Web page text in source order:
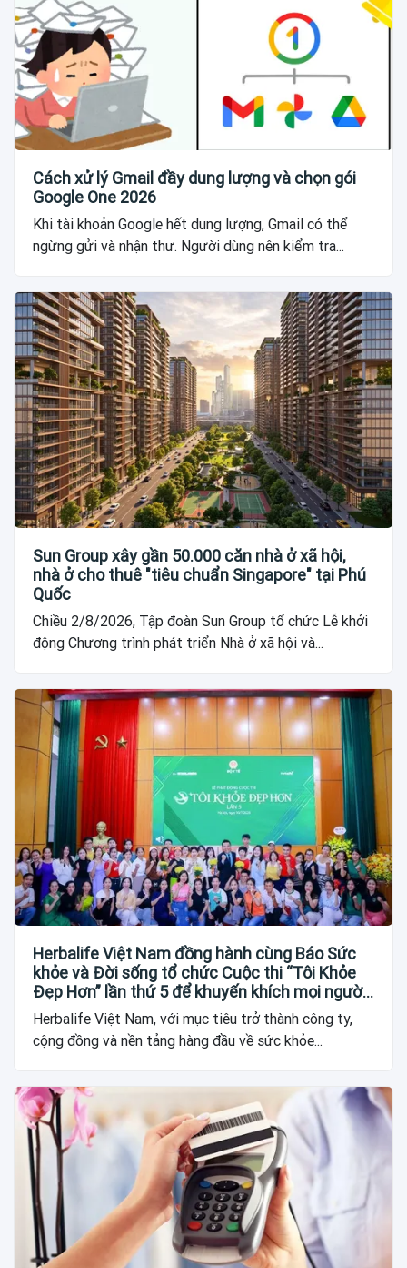
Cách xử lý Gmail đầy dung lượng và chọn gói
Google One 2026
Khi tài khoản Google hết dung lượng, Gmail có thể
ngừng gửi và nhận thư. Người dùng nên kiểm tra...
Sun Group xây gần 50.000 căn nhà ở xã hội,
nhà ở cho thuê "tiêu chuẩn Singapore" tại Phú
Quốc
Chiều 2/8/2026, Tập đoàn Sun Group tổ chức Lễ khởi
động Chương trình phát triển Nhà ở xã hội và...
Herbalife Việt Nam đồng hành cùng Báo Sức
khỏe và Đời sống tổ chức Cuộc thi “Tôi Khỏe
Đẹp Hơn” lần thứ 5 để khuyến khích mọi người
trở thành phiên bản tốt hơn của chính mình
Herbalife Việt Nam, với mục tiêu trở thành công ty,
cộng đồng và nền tảng hàng đầu về sức khỏe...